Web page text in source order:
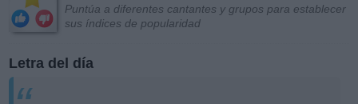
Puntúa a diferentes cantantes y grupos para establecer
sus índices de popularidad
Letra del día